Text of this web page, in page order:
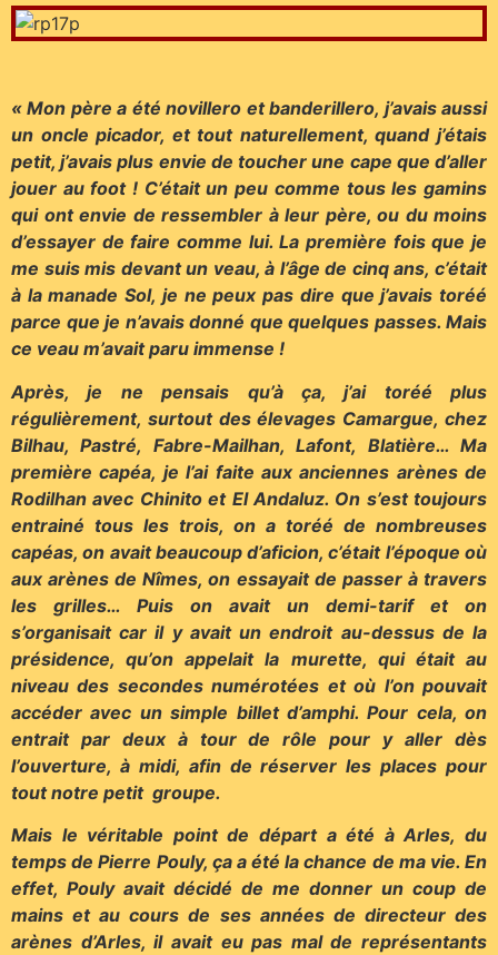
« Mon père a été novillero et banderillero, j’avais aussi
un oncle picador, et tout naturellement, quand j’étais
petit, j’avais plus envie de toucher une cape que d’aller
jouer au foot ! C’était un peu comme tous les gamins
qui ont envie de ressembler à leur père, ou du moins
d’essayer de faire comme lui. La première fois que je
me suis mis devant un veau, à l’âge de cinq ans, c’était
à la manade Sol, je ne peux pas dire que j’avais toréé
parce que je n’avais donné que quelques passes. Mais
ce veau m’avait paru immense !
Après, je ne pensais qu’à ça, j’ai toréé plus
régulièrement, surtout des élevages Camargue, chez
Bilhau, Pastré, Fabre-Mailhan, Lafont, Blatière… Ma
première capéa, je l’ai faite aux anciennes arènes de
Rodilhan avec Chinito et El Andaluz. On s’est toujours
entrainé tous les trois, on a toréé de nombreuses
capéas, on avait beaucoup d’aficion, c’était l’époque où
aux arènes de Nîmes, on essayait de passer à travers
les grilles… Puis on avait un demi-tarif et on
s’organisait car il y avait un endroit au-dessus de la
présidence, qu’on appelait la murette, qui était au
niveau des secondes numérotées et où l’on pouvait
accéder avec un simple billet d’amphi. Pour cela, on
entrait par deux à tour de rôle pour y aller dès
l’ouverture, à midi, afin de réserver les places pour
tout notre petit groupe.
Mais le véritable point de départ a été à Arles, du
temps de Pierre Pouly, ça a été la chance de ma vie. En
effet, Pouly avait décidé de me donner un coup de
mains et au cours de ses années de directeur des
arènes d’Arles, il avait eu pas mal de représentants